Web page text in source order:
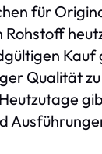
für
Qualität